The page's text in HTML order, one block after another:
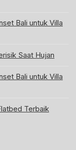
Bali untuk Villa
Saat Hujan
Bali untuk Villa
Terbaik